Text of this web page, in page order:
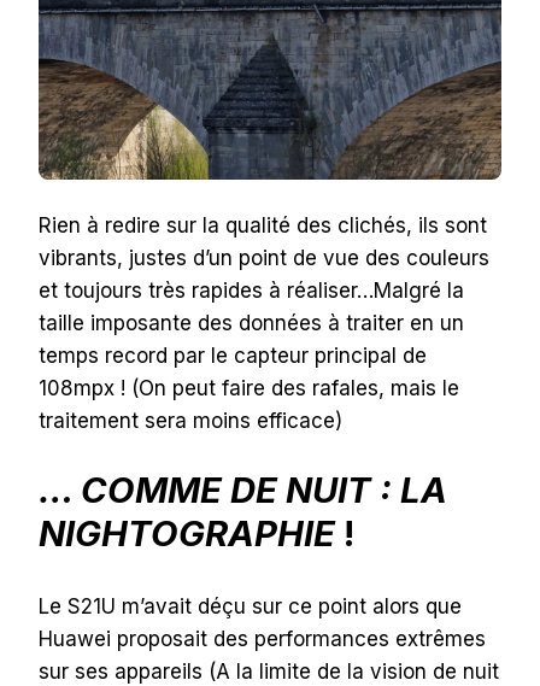
Rien à redire sur la qualité des clichés, ils sont
vibrants, justes d’un point de vue des couleurs
et toujours très rapides à réaliser…Malgré la
taille imposante des données à traiter en un
temps record par le capteur principal de
108mpx ! (On peut faire des rafales, mais le
traitement sera moins efficace)
… COMME DE NUIT : LA
NIGHTOGRAPHIE !
Le S21U m’avait déçu sur ce point alors que
Huawei proposait des performances extrêmes
sur ses appareils (A la limite de la vision de nuit